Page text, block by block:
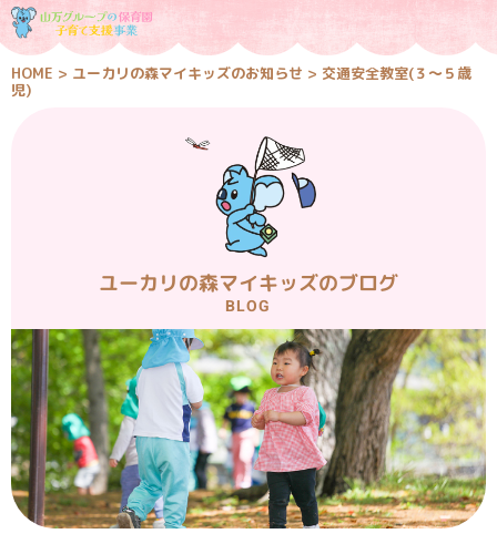
HOME > ユーカリの森マイキッズのお知らせ > 交通安全教室(３～５歳
児)
ユーカリの森マイキッズのブログ
BLOG